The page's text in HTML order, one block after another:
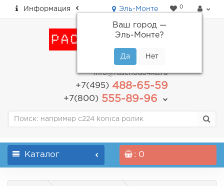
Информация Эль-Монте
Ваш город —
Эль-Монте?
0
пн-пт: с 9.00 до 18.00
info@raschodo4ka.ru
+7(495)488-65-59
+7(800)555-89-96
Каталог : 0